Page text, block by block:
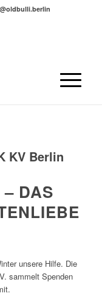
KV Berlin
DAS
unsere Hilfe. Die
sammelt Spenden